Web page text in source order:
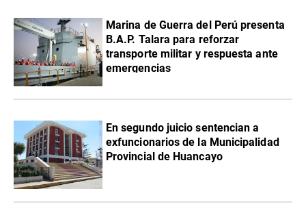
Marina de Guerra del Perú presenta
B.A.P. Talara para reforzar
transporte militar y respuesta ante
emergencias
En segundo juicio sentencian a
exfuncionarios de la Municipalidad
Provincial de Huancayo